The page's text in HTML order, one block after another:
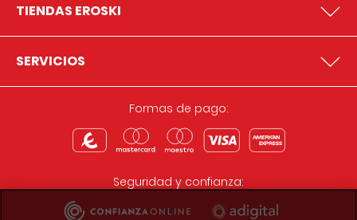
TIENDAS EROSKI
SERVICIOS
Formas de pago:
Seguridad y confianza: